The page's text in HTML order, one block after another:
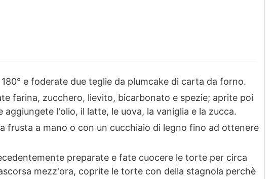
e foderate due teglie da plumcake di carta da forno.
farina, zucchero, lievito, bicarbonato e spezie; aprite poi
l'olio, il latte, le uova, la vaniglia e la zucca.
frusta a mano o con un cucchiaio di legno fino ad ottenere
preparate e fate cuocere le torte per circa
mezz'ora, coprite le torte con della stagnola perchè